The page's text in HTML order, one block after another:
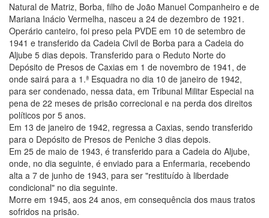
Natural de Matriz, Borba, filho de João Manuel Companheiro e de
Mariana Inácio Vermelha, nasceu a 24 de dezembro de 1921.
Operário canteiro, foi preso pela PVDE em 10 de setembro de
1941 e transferido da Cadeia Civil de Borba para a Cadeia do
Aljube 5 dias depois. Transferido para o Reduto Norte do
Depósito de Presos de Caxias em 1 de novembro de 1941, de
onde sairá para a 1.ª Esquadra no dia 10 de janeiro de 1942,
para ser condenado, nessa data, em Tribunal Militar Especial na
pena de 22 meses de prisão correcional e na perda dos direitos
políticos por 5 anos.
Em 13 de janeiro de 1942, regressa a Caxias, sendo transferido
para o Depósito de Presos de Peniche 3 dias depois.
Em 25 de maio de 1943, é transferido para a Cadeia do Aljube,
onde, no dia seguinte, é enviado para a Enfermaria, recebendo
alta a 7 de junho de 1943, para ser "restituído à liberdade
condicional" no dia seguinte.
Morre em 1945, aos 24 anos, em consequência dos maus tratos
sofridos na prisão.